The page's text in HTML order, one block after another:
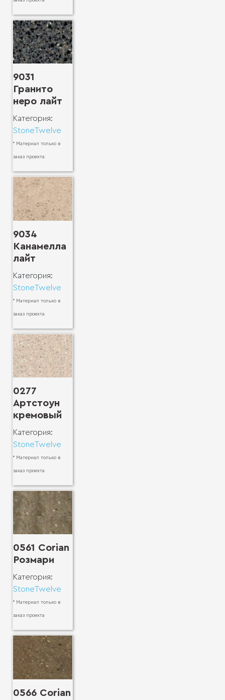
9031
Гранито
неро лайт
Категория:
StoneTwelve
* Материал только в
заказ проекта
9034
Канамелла
лайт
Категория:
StoneTwelve
* Материал только в
заказ проекта
0277
Артстоун
кремовый
Категория:
StoneTwelve
* Материал только в
заказ проекта
0561 Corian
Розмари
Категория:
StoneTwelve
* Материал только в
заказ проекта
0566 Corian